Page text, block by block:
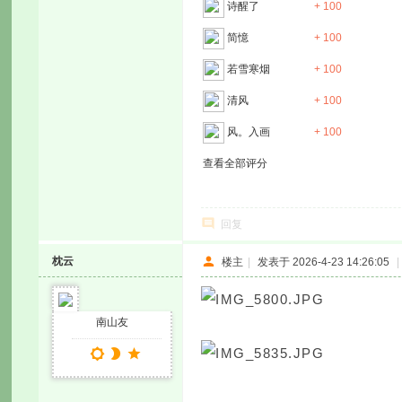
诗醒了 + 100
简憶 + 100
若雪寒烟 + 100
清风 + 100
风。入画 + 100
查看全部评分
回复
枕云
南山友
楼主 | 发表于 2026-4-23 14:26:05 |